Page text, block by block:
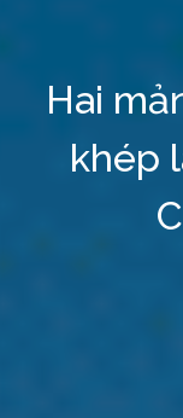
Hai
khép